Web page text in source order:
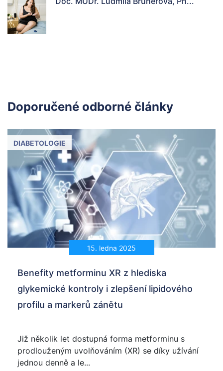
Doporučené odborné články
15. ledna 2025
DIABETOLOGIE
Benefity metforminu XR z hlediska
glykemické kontroly i zlepšení lipidového
profilu a markerů zánětu
Již několik let dostupná forma metforminu s
prodlouženým uvolňováním (XR) se díky užívání
jednou denně a le...